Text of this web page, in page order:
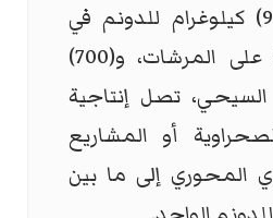
سقفاً بحدود (900) كيلوغرام للدونم في
الأراضي المعتمدة على المرشات، و(700)
تصل إنتاجية
أو المشاريع
المحوري إلى ما بين